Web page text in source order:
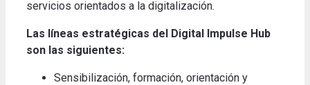
servicios orientados a la digitalización.
Las líneas estratégicas del Digital Impulse Hub
son las siguientes:
Sensibilización, formación, orientación y